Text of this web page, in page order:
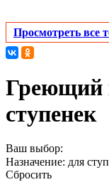
Просмотреть все
Греющий
ступенек
Ваш выбор:
Назначение: для
Сбросить